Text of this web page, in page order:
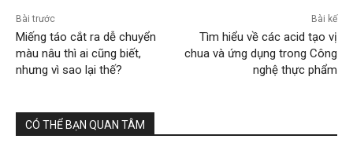
Bài trước
Miếng táo cắt ra dễ chuyển
màu nâu thì ai cũng biết,
nhưng vì sao lại thế?
Bài kế
Tìm hiểu về các acid tạo vị
chua và ứng dụng trong Công
nghệ thực phẩm
CÓ THỂ BẠN QUAN TÂM